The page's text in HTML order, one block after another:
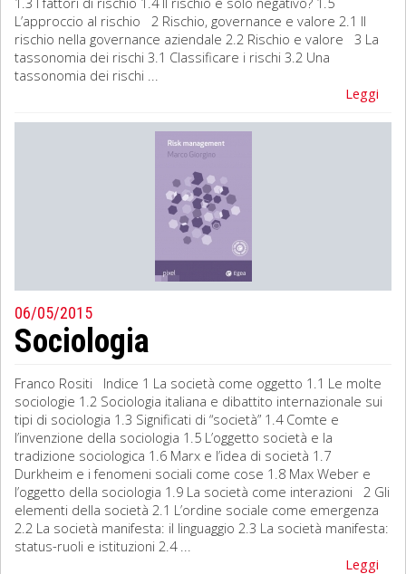
L’approccio al rischio 2 Rischio, governance e valore 2.1 Il
rischio nella governance aziendale 2.2 Rischio e valore 3 La
tassonomia dei rischi 3.1 Classificare i rischi 3.2 Una
tassonomia dei rischi ...
Leggi
06/05/2015
Sociologia
Franco Rositi Indice 1 La società come oggetto 1.1 Le molte
sociologie 1.2 Sociologia italiana e dibattito internazionale sui
tipi di sociologia 1.3 Significati di “società” 1.4 Comte e
l’invenzione della sociologia 1.5 L’oggetto società e la
tradizione sociologica 1.6 Marx e l’idea di società 1.7
Durkheim e i fenomeni sociali come cose 1.8 Max Weber e
l’oggetto della sociologia 1.9 La società come interazioni 2 Gli
elementi della società 2.1 L’ordine sociale come emergenza
2.2 La società manifesta: il linguaggio 2.3 La società manifesta:
status-ruoli e istituzioni 2.4 ...
Leggi